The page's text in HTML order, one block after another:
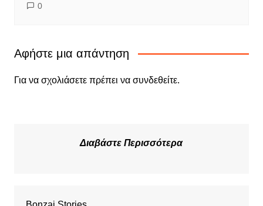
0
Αφήστε μια απάντηση
Για να σχολιάσετε πρέπει να συνδεθείτε.
Διαβάστε Περισσότερα